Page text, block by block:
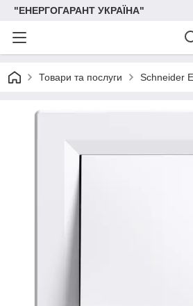
"ЕНЕРГОГАРАНТ УКРАЇНА"
Товари та послуги Schneider